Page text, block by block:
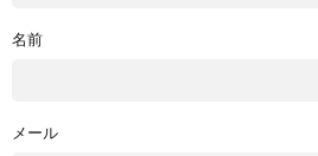
名前
メール